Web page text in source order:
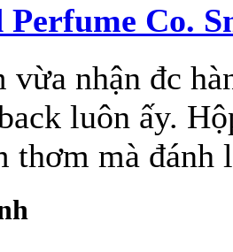
Perfume Co.
vừa nhận đc
luôn ấy.
thơm mà